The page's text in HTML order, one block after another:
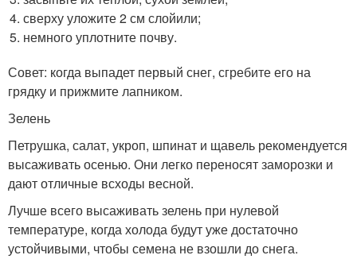
сверху уложите 2 см слойили;
немного уплотните почву.
Совет: когда выпадет первый снег, сгребите его на
грядку и прижмите лапником.
Зелень
Петрушка, салат, укроп, шпинат и щавель рекомендуется
высаживать осенью. Они легко переносят заморозки и
дают отличные всходы весной.
Лучше всего высаживать зелень при нулевой
температуре, когда холода будут уже достаточно
устойчивыми, чтобы семена не взошли до снега.